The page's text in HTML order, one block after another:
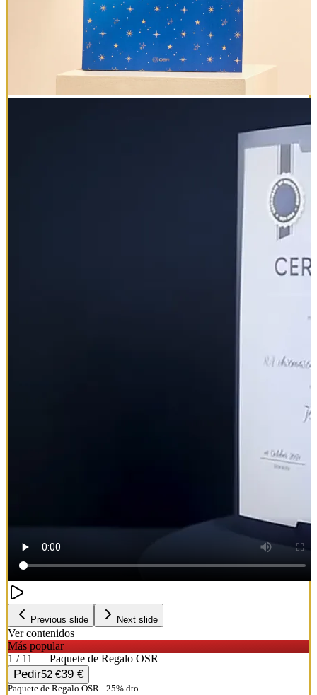
Previous slide Next slide
Ver contenidos
Más popular
1 / 11 — Paquete de Regalo OSR
Pedir52 €39 €
Paquete de Regalo OSR - 25% dto.